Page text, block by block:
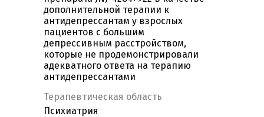
дополнительной терапии к
антидепрессантам у взрослых
пациентов с большим
депрессивным расстройством,
которые не продемонстрировали
адекватного ответа на терапию
антидепрессантами
Терапевтическая область
Психиатрия